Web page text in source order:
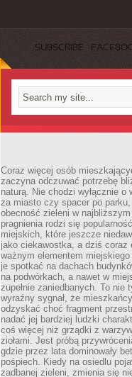
SUBSCRIBE
Coraz więcej osób
zaczyna odczuwać potrzebę
naturą. Nie chodzi wyłącznie o
za miasto czy spacer po
obecność zieleni w
pragnienia rodzi się
miejskich, które jeszcze
jako ciekawostka, a dziś coraz
ważnym elementem
je spotkać na dachach
na podwórkach, a nawet w
zupełnie zaniedbanych. To nie
wyraźny sygnał, że
odzyskać choć fragment
nadać jej bardziej ludzki
coś więcej niż grządki z
ziołami. Jest próbą
gdzie przez lata dominowały
pośpiech. Kiedy na osiedlu
zadbanej zieleni, zmienia się